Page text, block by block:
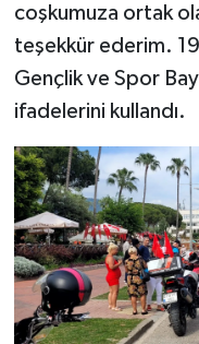
coşkumuza ortak
teşekkür ederim.
Gençlik ve Spor
ifadelerini kullandı.